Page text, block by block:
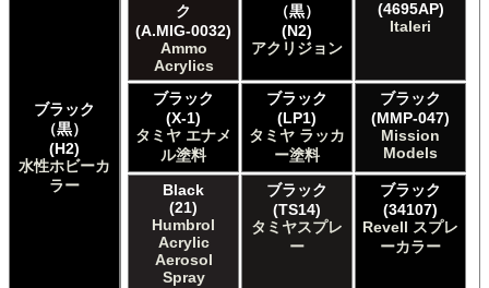
Revell of Germany Revell スプレーカラー
Testors of Rust-Oleum Group Testors Model Master
Testors of Rust-Oleum Group Testors Model Master
Enamel
The Army Painter Army Painter
The Army Painter Speedpaint
The Army Painter Warpaints Air
The Army Painter Warpaints Fanatic
The Scale Modellers Supply Master Series Paints Bones
The Scale Modellers Supply SMS
Xtracolor Xtracolor
ガイアノーツ ガイア エナメル カラー
ブラック
（黒）
(H2)
水性ホビーカ
ラー
ク
(A.MIG-0032)
Ammo
Acrylics
（黒）
(N2)
アクリジョン
(4695AP)
Italeri
ブラック
(X-1)
タミヤ エナメ
ル塗料
ブラック
(LP1)
タミヤ ラッカ
ー塗料
ブラック
(MMP-047)
Mission
Models
Black
(21)
Humbrol
Acrylic
Aerosol
Spray
ブラック
(TS14)
タミヤスプレ
ー
ブラック
(34107)
Revell スプレ
ーカラー